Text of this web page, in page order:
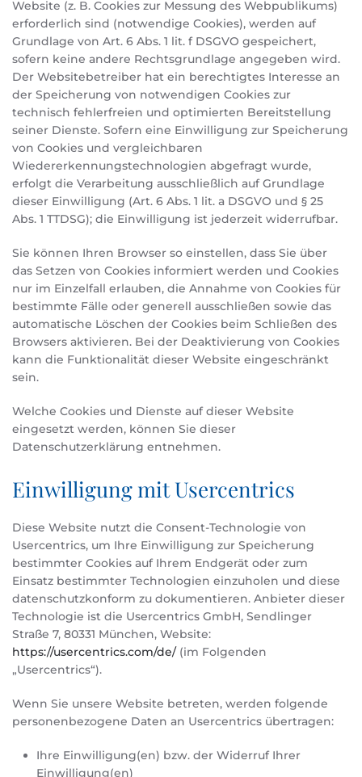
Website (z. B. Cookies zur Messung des Webpublikums)
erforderlich sind (notwendige Cookies), werden auf
Grundlage von Art. 6 Abs. 1 lit. f DSGVO gespeichert,
sofern keine andere Rechtsgrundlage angegeben wird.
Der Websitebetreiber hat ein berechtigtes Interesse an
der Speicherung von notwendigen Cookies zur
technisch fehlerfreien und optimierten Bereitstellung
seiner Dienste. Sofern eine Einwilligung zur Speicherung
von Cookies und vergleichbaren
Wiedererkennungstechnologien abgefragt wurde,
erfolgt die Verarbeitung ausschließlich auf Grundlage
dieser Einwilligung (Art. 6 Abs. 1 lit. a DSGVO und § 25
Abs. 1 TTDSG); die Einwilligung ist jederzeit widerrufbar.
Sie können Ihren Browser so einstellen, dass Sie über
das Setzen von Cookies informiert werden und Cookies
nur im Einzelfall erlauben, die Annahme von Cookies für
bestimmte Fälle oder generell ausschließen sowie das
automatische Löschen der Cookies beim Schließen des
Browsers aktivieren. Bei der Deaktivierung von Cookies
kann die Funktionalität dieser Website eingeschränkt
sein.
Welche Cookies und Dienste auf dieser Website
eingesetzt werden, können Sie dieser
Datenschutzerklärung entnehmen.
Einwilligung mit Usercentrics
Diese Website nutzt die Consent-Technologie von
Usercentrics, um Ihre Einwilligung zur Speicherung
bestimmter Cookies auf Ihrem Endgerät oder zum
Einsatz bestimmter Technologien einzuholen und diese
datenschutzkonform zu dokumentieren. Anbieter dieser
Technologie ist die Usercentrics GmbH, Sendlinger
Straße 7, 80331 München, Website:
https://usercentrics.com/de/(im Folgenden
„Usercentrics“).
Wenn Sie unsere Website betreten, werden folgende
personenbezogene Daten an Usercentrics übertragen:
Ihre Einwilligung(en) bzw. der Widerruf Ihrer
Einwilligung(en)